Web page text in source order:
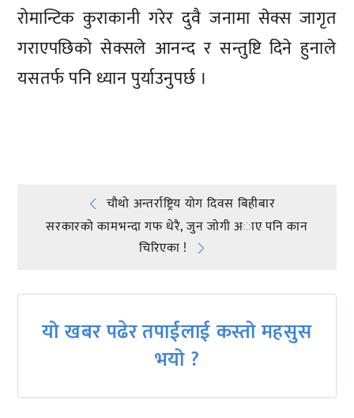
रोमान्टिक कुराकानी गरेर दुवै जनामा सेक्स जागृत
गराएपछिको सेक्सले आनन्द र सन्तुष्टि दिने हुनाले
यसतर्फ पनि ध्यान पुर्याउनुपर्छ ।
Post
navigation
चौथो अन्तर्राष्ट्रिय योग दिवस बिहीबार
सरकारको कामभन्दा गफ धेरै, जुन जाेगी अाए पनि कान
चिरिएका !
यो खबर पढेर तपाईलाई कस्तो महसुस
भयो ?